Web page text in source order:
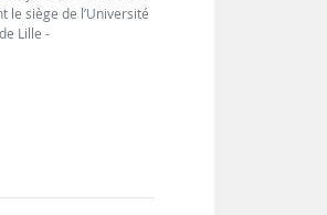
le siège de l’Université
de Lille -